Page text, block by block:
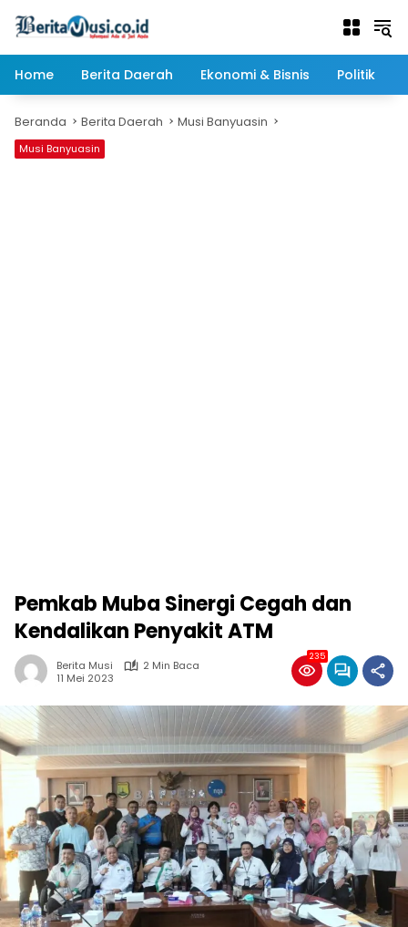
Home
Berita Daerah Ekonomi & Bisnis Politik
Beranda Berita Daerah Musi Banyuasin
Musi Banyuasin
Pemkab Muba Sinergi Cegah dan
Kendalikan Penyakit ATM
Berita Musi
2 Min Baca
11 Mei 2023
235